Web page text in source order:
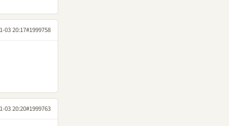
03 20:17#1999758
03 20:20#1999763